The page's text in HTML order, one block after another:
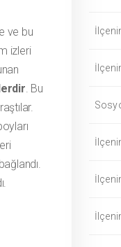
ve bu
izleri
. Bu